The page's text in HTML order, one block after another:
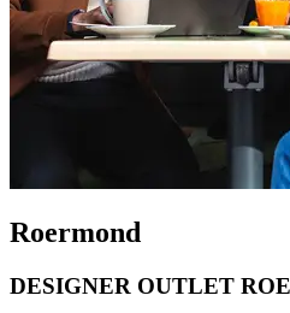
Roermond
DESIGNER OUTLET